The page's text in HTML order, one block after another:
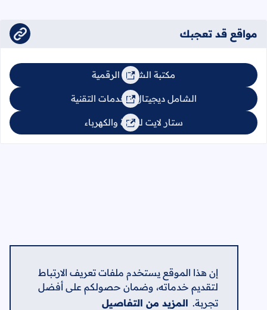
إن هذا الموقع يستخدم ملفات تعريف الارتباط
لتقديم خدماته، وضمان حصولكم على أفضل
تجربة. المزيد من التفاصيل
مواقع قد تعجبك
مكتبة الشامل الرقمية
الشامل ديجيتال للخدمات التقنية
ستار لايت للإنارة والكهرباء